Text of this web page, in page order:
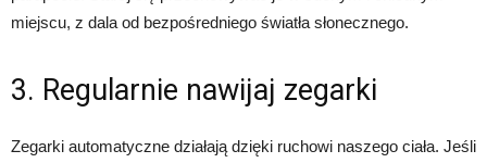
miejscu, z dala od bezpośredniego światła słonecznego.
3. Regularnie nawijaj zegarki
Zegarki automatyczne działają dzięki ruchowi naszego ciała. Jeśli